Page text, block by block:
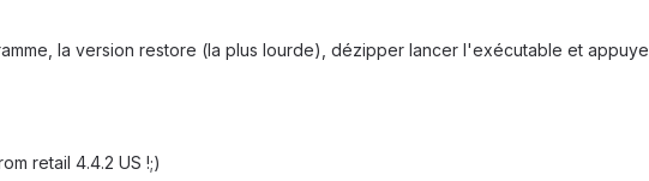
la version restore (la plus lourde), dézipper lancer l'exécutable et
retail 4.4.2 US !;)